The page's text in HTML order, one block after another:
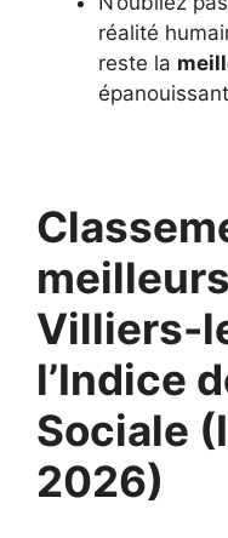
réalité
reste la
Villiers-
l’Indice
Sociale
2026)